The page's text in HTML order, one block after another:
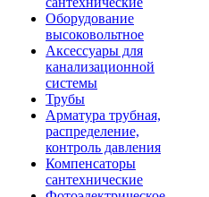
Оборудование
высоковольтное
Аксессуары для
канализационной
системы
Трубы
Арматура трубная,
распределение,
контроль давления
Компенсаторы
сантехнические